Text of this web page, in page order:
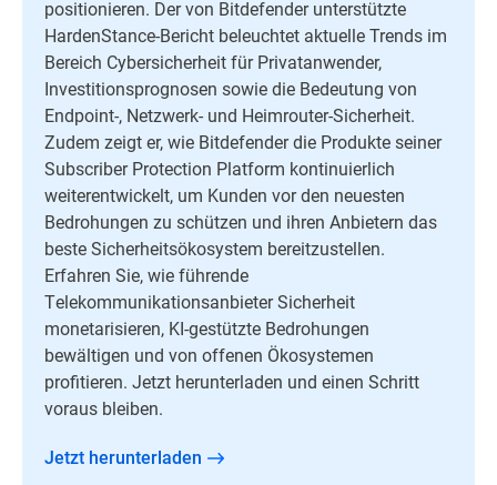
positionieren. Der von Bitdefender unterstützte
HardenStance-Bericht beleuchtet aktuelle Trends im
Bereich Cybersicherheit für Privatanwender,
Investitionsprognosen sowie die Bedeutung von
Endpoint-, Netzwerk- und Heimrouter-Sicherheit.
Zudem zeigt er, wie Bitdefender die Produkte seiner
Subscriber Protection Platform kontinuierlich
weiterentwickelt, um Kunden vor den neuesten
Bedrohungen zu schützen und ihren Anbietern das
beste Sicherheitsökosystem bereitzustellen.
Erfahren Sie, wie führende
Telekommunikationsanbieter Sicherheit
monetarisieren, KI-gestützte Bedrohungen
bewältigen und von offenen Ökosystemen
profitieren. Jetzt herunterladen und einen Schritt
voraus bleiben.
Jetzt herunterladen